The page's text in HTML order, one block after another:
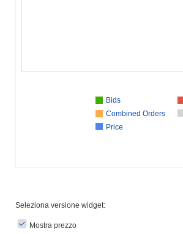
Bids
Combined Orders
Price
Seleziona versione widget:
Mostra prezzo